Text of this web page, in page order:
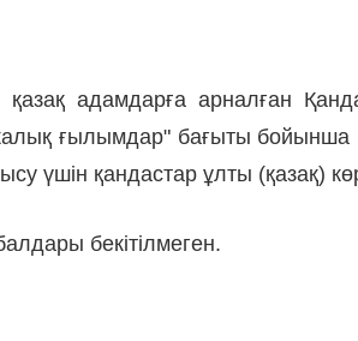
адамдарға арналған
ғылымдар" бағыты бойынша
үшін қандастар ұлты (қазақ)
бекітілмеген.